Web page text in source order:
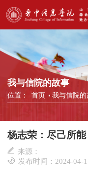
我与信院的故事
位置： 首页 我与信院的
杨志荣：尽己所
来源：
发布时间：2024-04-